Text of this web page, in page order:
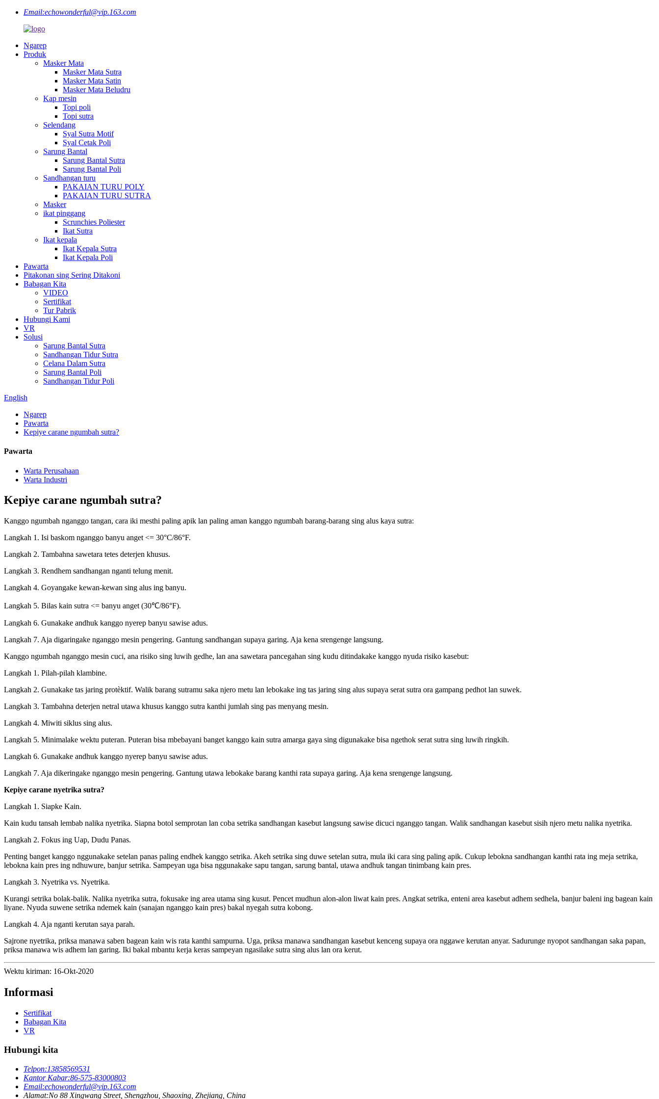
Email:echowonderful@vip.163.com
Ngarep
Produk
Masker Mata
Masker Mata Sutra
Masker Mata Satin
Masker Mata Beludru
Kap mesin
Topi poli
Topi sutra
Selendang
Syal Sutra Motif
Syal Cetak Poli
Sarung Bantal
Sarung Bantal Sutra
Sarung Bantal Poli
Sandhangan turu
PAKAIAN TURU POLY
PAKAIAN TURU SUTRA
Masker
ikat pinggang
Scrunchies Poliester
Ikat Sutra
Ikat kepala
Ikat Kepala Sutra
Ikat Kepala Poli
Pawarta
Pitakonan sing Sering Ditakoni
Babagan Kita
VIDEO
Sertifikat
Tur Pabrik
Hubungi Kami
VR
Solusi
Sarung Bantal Sutra
Sandhangan Tidur Sutra
Celana Dalam Sutra
Sarung Bantal Poli
Sandhangan Tidur Poli
English
Ngarep
Pawarta
Kepiye carane ngumbah sutra?
Pawarta
Warta Perusahaan
Warta Industri
Kepiye carane ngumbah sutra?
Kanggo ngumbah nganggo tangan, cara iki mesthi paling apik lan paling aman kanggo ngumbah barang-barang sing alus kaya sutra:
Langkah 1. Isi baskom nganggo banyu anget <= 30°C/86°F.
Langkah 2. Tambahna sawetara tetes deterjen khusus.
Langkah 3. Rendhem sandhangan nganti telung menit.
Langkah 4. Goyangake kewan-kewan sing alus ing banyu.
Langkah 5. Bilas kain sutra <= banyu anget (30℃/86°F).
Langkah 6. Gunakake andhuk kanggo nyerep banyu sawise adus.
Langkah 7. Aja digaringake nganggo mesin pengering. Gantung sandhangan supaya garing. Aja kena srengenge langsung.
Kanggo ngumbah nganggo mesin cuci, ana risiko sing luwih gedhe, lan ana sawetara pancegahan sing kudu ditindakake kanggo nyuda risiko kasebut:
Langkah 1. Pilah-pilah klambine.
Langkah 2. Gunakake tas jaring protèktif. Walik barang sutramu saka njero metu lan lebokake ing tas jaring sing alus supaya serat sutra ora gampang pedhot lan suwek.
Langkah 3. Tambahna deterjen netral utawa khusus kanggo sutra kanthi jumlah sing pas menyang mesin.
Langkah 4. Miwiti siklus sing alus.
Langkah 5. Minimalake wektu puteran. Puteran bisa mbebayani banget kanggo kain sutra amarga gaya sing digunakake bisa ngethok serat sutra sing luwih ringkih.
Langkah 6. Gunakake andhuk kanggo nyerep banyu sawise adus.
Langkah 7. Aja dikeringake nganggo mesin pengering. Gantung utawa lebokake barang kanthi rata supaya garing. Aja kena srengenge langsung.
Kepiye carane nyetrika sutra?
Langkah 1. Siapke Kain.
Kain kudu tansah lembab nalika nyetrika. Siapna botol semprotan lan coba setrika sandhangan kasebut langsung sawise dicuci nganggo tangan. Walik sandhangan kasebut sisih njero metu nalika nyetrika.
Langkah 2. Fokus ing Uap, Dudu Panas.
Penting banget kanggo nggunakake setelan panas paling endhek kanggo setrika. Akeh setrika sing duwe setelan sutra, mula iki cara sing paling apik. Cukup lebokna sandhangan kanthi rata ing meja setrika,
lebokna kain pres ing ndhuwure, banjur setrika. Sampeyan uga bisa nggunakake sapu tangan, sarung bantal, utawa andhuk tangan tinimbang kain pres.
Langkah 3. Nyetrika vs. Nyetrika.
Kurangi setrika bolak-balik. Nalika nyetrika sutra, fokusake ing area utama sing kusut. Pencet mudhun alon-alon liwat kain pres. Angkat setrika, enteni area kasebut adhem sedhela, banjur baleni ing bagean kain
liyane. Nyuda suwene setrika ndemek kain (sanajan nganggo kain pres) bakal nyegah sutra kobong.
Langkah 4. Aja nganti kerutan saya parah.
Sajrone nyetrika, priksa manawa saben bagean kain wis rata kanthi sampurna. Uga, priksa manawa sandhangan kasebut kenceng supaya ora nggawe kerutan anyar. Sadurunge nyopot sandhangan saka papan,
priksa manawa wis adhem lan garing. Iki bakal mbantu kerja keras sampeyan ngasilake sutra sing alus lan ora kerut.
Wektu kiriman: 16-Okt-2020
Informasi
Sertifikat
Babagan Kita
VR
Hubungi kita
Telpon:13858569531
Kantor Kabar:86-575-83000803
Email:echowonderful@vip.163.com
Alamat:No 88 Xingwang Street, Shengzhou, Shaoxing, Zhejiang, China